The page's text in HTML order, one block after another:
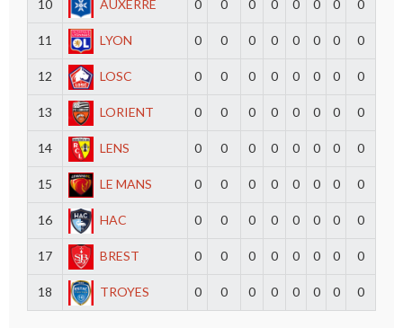
10 AUXERRE 0 0 0 0 0 0 0 0
11 LYON 0 0 0 0 0 0 0 0
12 LOSC 0 0 0 0 0 0 0 0
13 LORIENT 0 0 0 0 0 0 0 0
14 LENS 0 0 0 0 0 0 0 0
15 LE MANS 0 0 0 0 0 0 0 0
16 HAC 0 0 0 0 0 0 0 0
17 BREST 0 0 0 0 0 0 0 0
18 TROYES 0 0 0 0 0 0 0 0